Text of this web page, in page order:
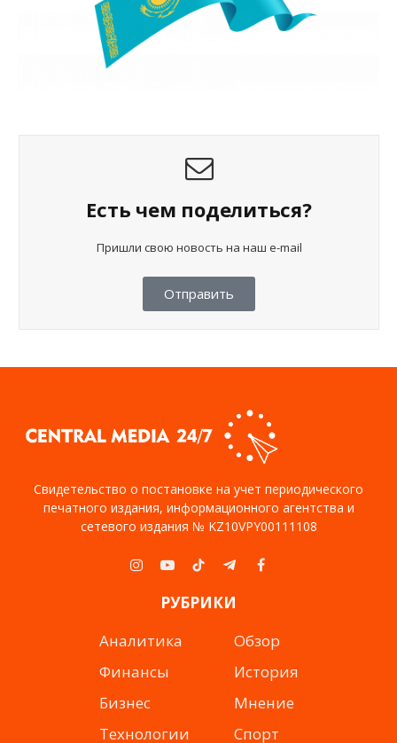
Есть чем поделиться?
Пришли свою новость на наш e-mail
Отправить
Свидетельство о постановке на учет периодического
печатного издания, информационного агентства и
сетевого издания № KZ10VPY00111108
Instagram
YouTubeTikTokTelegramFacebook
РУБРИКИ
Аналитика
Финансы
Бизнес
Технологии
Обзор
История
Мнение
Спорт